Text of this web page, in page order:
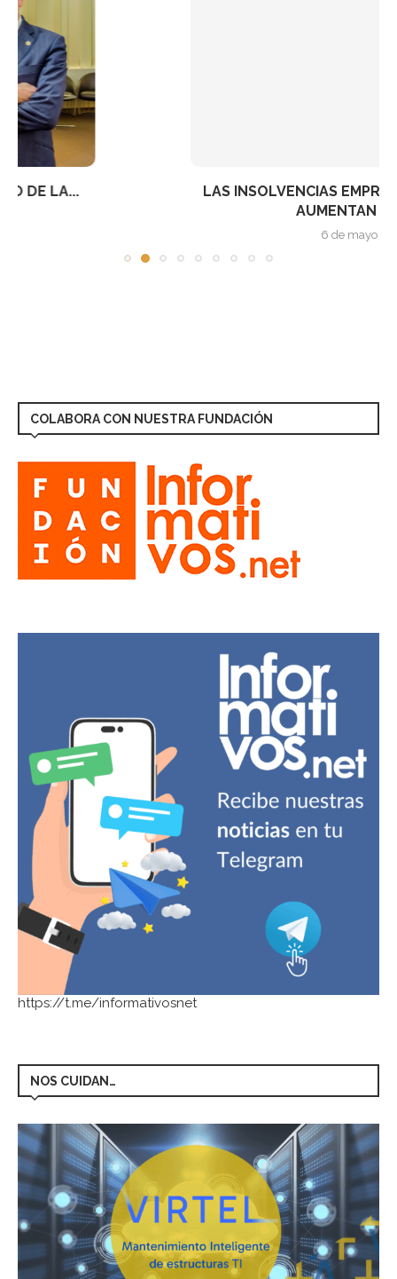
LAS INSOLVENCIAS EMPRESARIALES EN ESPAÑA
COLABORA CON NUESTRA FUNDACIÓN
https://t.me/informativosnet
NOS CUIDAN…